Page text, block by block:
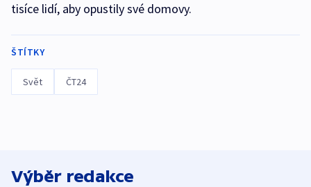
tisíce lidí, aby opustily své domovy.
ŠTÍTKY
Svět ČT24
Výběr redakce